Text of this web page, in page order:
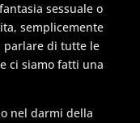
sessuale o
semplicemente
parlare di tutte le
ci siamo fatti una
nel darmi della